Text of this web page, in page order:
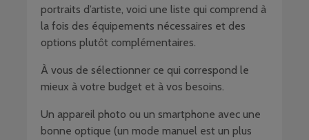
portraits d’artiste, voici une liste qui comprend à
la fois des équipements nécessaires et des
options plutôt complémentaires.
À vous de sélectionner ce qui correspond le
mieux à votre budget et à vos besoins.
Un appareil photo ou un smartphone avec une
bonne optique (un mode manuel est un plus